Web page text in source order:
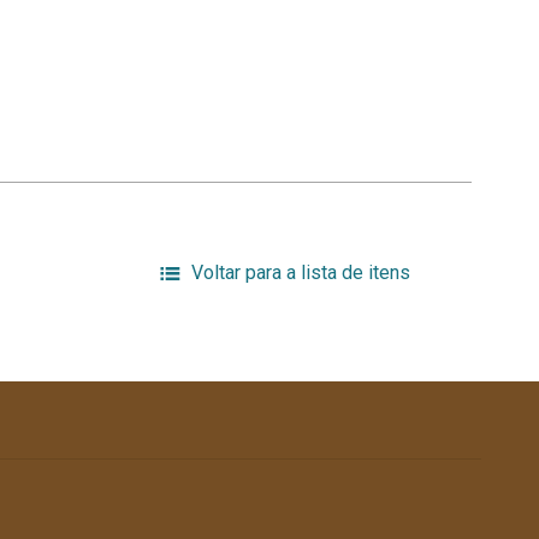
Voltar para a lista de itens